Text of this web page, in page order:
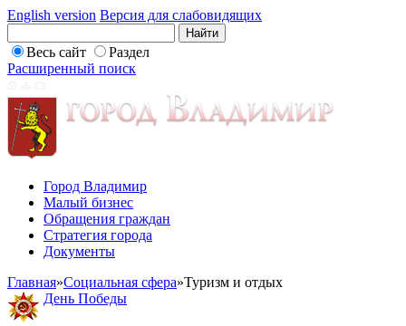
English version Версия для слабовидящих
Весь сайт
Раздел
Расширенный поиск
Город Владимир
Малый бизнес
Обращения граждан
Стратегия города
Документы
Главная»Социальная сфера»Туризм и отдых
День Победы